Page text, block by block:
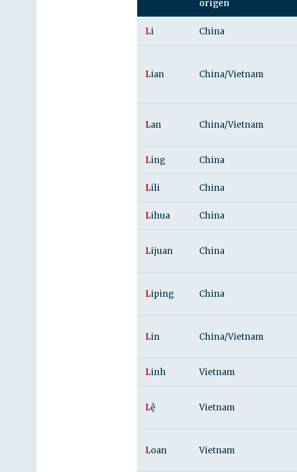
origen
Li China
Lian China/Vietnam
Lan China/Vietnam
Ling China
Lili China
Lihua China
Lijuan China
Liping China
Lin China/Vietnam
Linh Vietnam
Lệ Vietnam
Loan Vietnam